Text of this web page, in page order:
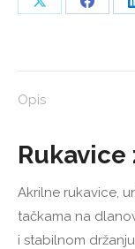
Share
Share
Opis
Rukavice
Akrilne rukavice,
tačkama na
i stabilnom